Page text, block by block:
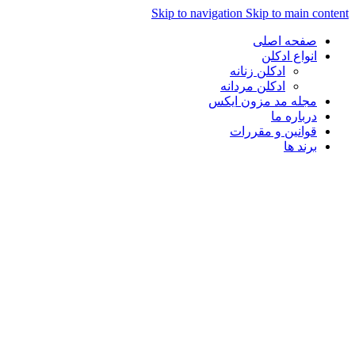
Skip to navigation Skip to main content
صفحه اصلی
انواع ادکلن
ادکلن زنانه
ادکلن مردانه
مجله مد مزون ایکس
درباره ما
قوانین و مقررات
برند ها